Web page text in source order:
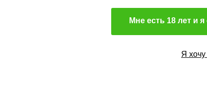
частности...
Мне есть 18 лет и
Я хочу